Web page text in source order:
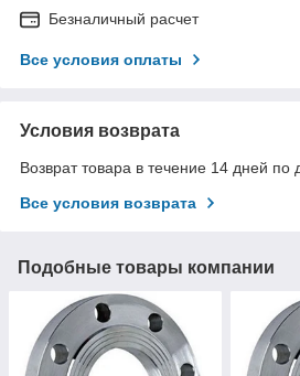
Безналичный расчет
Все условия оплаты
Условия возврата
Возврат товара в течение 14 дней по
Все условия возврата
Подобные товары компании